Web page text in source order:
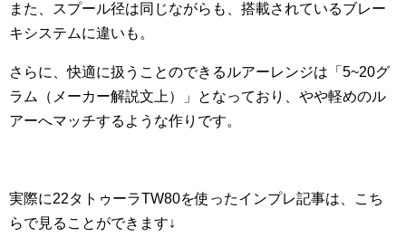
また、スプール径は同じながらも、搭載されているブレー
キシステムに違いも。
さらに、快適に扱うことのできるルアーレンジは「5~20グ
ラム（メーカー解説文上）」となっており、やや軽めのル
アーへマッチするような作りです。
実際に22タトゥーラTW80を使ったインプレ記事は、こち
らで見ることができます↓